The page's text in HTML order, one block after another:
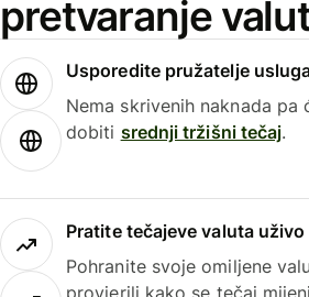
pretvaranje
Usporedite pružatelje
Nema skrivenih naknada pa
dobiti srednji tržišni tečaj.
Pratite tečajeve valuta uživo
Pohranite svoje omiljene
provjerili kako se tečaj